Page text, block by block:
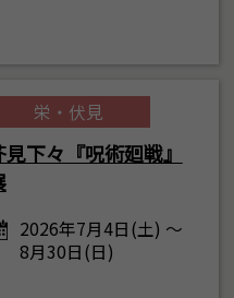
栄・伏見
見下々『呪術廻戦』
2026年7月4日(土) ～
8月30日(日)